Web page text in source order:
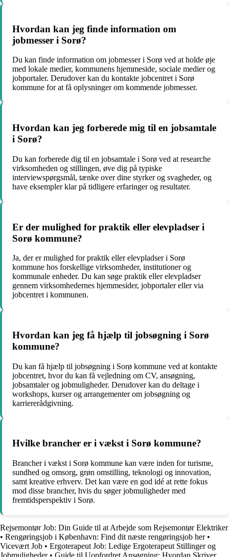
Hvordan kan jeg finde information om
jobmesser i Sorø?
Du kan finde information om jobmesser i Sorø ved at holde øje
med lokale medier, kommunens hjemmeside, sociale medier og
jobportaler. Derudover kan du kontakte jobcentret i Sorø
kommune for at få oplysninger om kommende jobmesser.
Hvordan kan jeg forberede mig til en jobsamtale
i Sorø?
Du kan forberede dig til en jobsamtale i Sorø ved at researche
virksomheden og stillingen, øve dig på typiske
interviewspørgsmål, tænke over dine styrker og svagheder, og
have eksempler klar på tidligere erfaringer og resultater.
Er der mulighed for praktik eller elevpladser i
Sorø kommune?
Ja, der er mulighed for praktik eller elevpladser i Sorø
kommune hos forskellige virksomheder, institutioner og
kommunale enheder. Du kan søge praktik eller elevpladser
gennem virksomhedernes hjemmesider, jobportaler eller via
jobcentret i kommunen.
Hvordan kan jeg få hjælp til jobsøgning i Sorø
kommune?
Du kan få hjælp til jobsøgning i Sorø kommune ved at kontakte
jobcentret, hvor du kan få vejledning om CV, ansøgning,
jobsamtaler og jobmuligheder. Derudover kan du deltage i
workshops, kurser og arrangementer om jobsøgning og
karriererådgivning.
Hvilke brancher er i vækst i Sorø kommune?
Brancher i vækst i Sorø kommune kan være inden for turisme,
sundhed og omsorg, grøn omstilling, teknologi og innovation,
samt kreative erhverv. Det kan være en god idé at rette fokus
mod disse brancher, hvis du søger jobmuligheder med
fremtidsperspektiv i Sorø.
Rejsemontør Job: Din Guide til at Arbejde som Rejsemontør Elektriker
• Rengøringsjob i København: Find dit næste rengøringsjob her•
Vicevært Job • Ergoterapeut Job: Ledige Ergoterapeut Stillinger og